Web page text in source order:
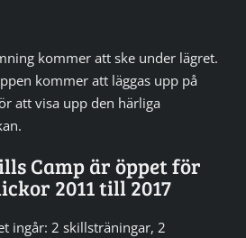
kommer att ske under lägret.
kommer att läggas upp på
att visa upp den härliga
Camp är öppet för
2011 till 2017
ingår: 2 skillsträningar, 2